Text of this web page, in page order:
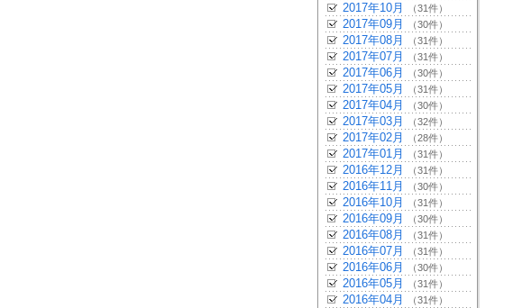
2017年10月 （31件）
2017年09月 （30件）
2017年08月 （31件）
2017年07月 （31件）
2017年06月 （30件）
2017年05月 （31件）
2017年04月 （30件）
2017年03月 （32件）
2017年02月 （28件）
2017年01月 （31件）
2016年12月 （31件）
2016年11月 （30件）
2016年10月 （31件）
2016年09月 （30件）
2016年08月 （31件）
2016年07月 （31件）
2016年06月 （30件）
2016年05月 （31件）
2016年04月 （31件）